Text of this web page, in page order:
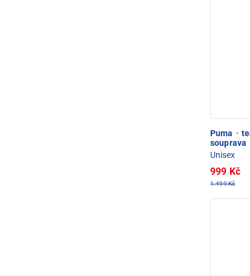
Puma ·
souprava
Unisex
999 Kč
1.499 Kč